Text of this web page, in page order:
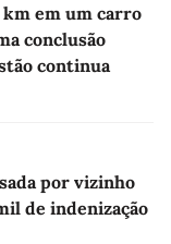
em um carro
conclusão
continua
por vizinho
de indenização